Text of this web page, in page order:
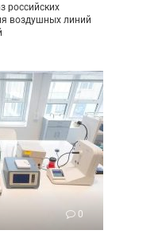
российских
воздушных линий
0